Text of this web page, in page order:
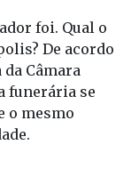
foi. Qual o
De acordo
Câmara
funerária se
o mesmo